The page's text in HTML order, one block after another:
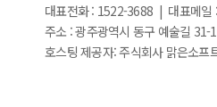
대표전화 : 1522-3688 | 대표메
주소 : 광주광역시 동구 예술길 31-
호스팅 제공자: 주식회사 맑은소프